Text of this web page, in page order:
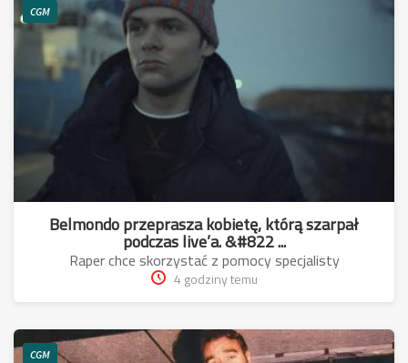
CGM
Belmondo przeprasza kobietę, którą szarpał
podczas live’a. &#822 ...
Raper chce skorzystać z pomocy specjalisty
4 godziny temu
CGM